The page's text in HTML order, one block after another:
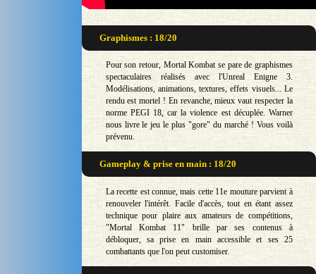
Graphismes : 18/20
Pour son retour, Mortal Kombat se pare de graphismes
spectaculaires réalisés avec l'Unreal Enigne 3.
Modélisations, animations, textures, effets visuels... Le
rendu est mortel ! En revanche, mieux vaut respecter la
norme PEGI 18, car la violence est décuplée. Warner
nous livre le jeu le plus "gore" du marché ! Vous voilà
prévenu.
Gameplay & prise en main : 18/20
La recette est connue, mais cette 11e mouture parvient à
renouveler l'intérêt. Facile d'accès, tout en étant assez
technique pour plaire aux amateurs de compétitions,
"Mortal Kombat 11" brille par ses contenus à
débloquer, sa prise en main accessible et ses 25
combattants que l'on peut customiser.